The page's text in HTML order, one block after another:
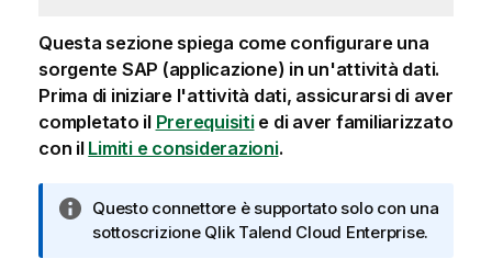
Questa sezione spiega come configurare una
sorgente SAP (applicazione) in un'attività dati.
Prima di iniziare l'attività dati, assicurarsi di aver
completato il Prerequisitie di aver familiarizzato
con il Limiti e considerazioni.
N
o
Questo connettore è supportato solo con una
sottoscrizione Qlik Talend Cloud Enterprise.